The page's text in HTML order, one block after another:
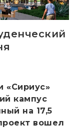
«Сириус»
кампус
на 17,5
вошел